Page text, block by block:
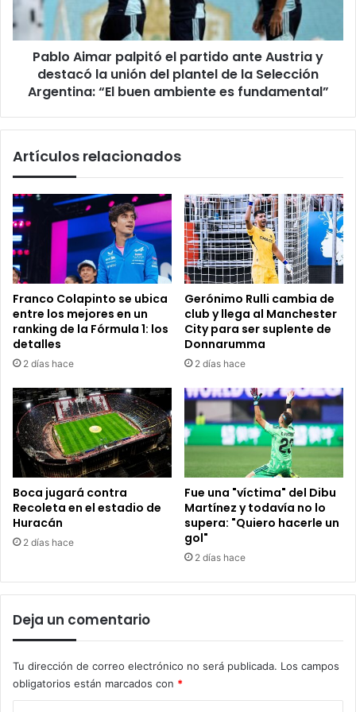
Austria
y
destacó
unión
de
Selección
buen
ambiente
es
fundamental”
Pablo Aimar palpitó el partido ante Austria y
destacó la unión del plantel de la Selección
Argentina: “El buen ambiente es fundamental”
Artículos relacionados
Franco Colapinto se ubica
entre los mejores en un
ranking de la Fórmula 1: los
detalles
2 días hace
Gerónimo Rulli cambia de
club y llega al Manchester
City para ser suplente de
Donnarumma
2 días hace
Boca jugará contra
Recoleta en el estadio de
Huracán
2 días hace
Fue una "víctima" del Dibu
Martínez y todavía no lo
supera: "Quiero hacerle un
gol"
2 días hace
Deja un comentario
Tu dirección de correo electrónico no será publicada. Los campos
obligatorios están marcados con *